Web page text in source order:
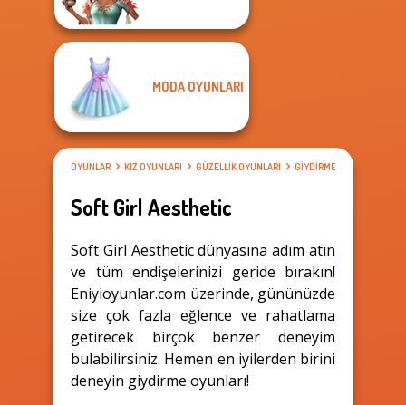
MODA OYUNLARI
OYUNLAR KIZ OYUNLARI GÜZELLIK OYUNLARI GIYDIRME OYUNLARI
Soft Girl Aesthetic
Soft Girl Aesthetic dünyasına adım atın
ve tüm endişelerinizi geride bırakın!
Eniyioyunlar.com üzerinde, gününüzde
size çok fazla eğlence ve rahatlama
getirecek birçok benzer deneyim
bulabilirsiniz. Hemen en iyilerden birini
deneyin giydirme oyunları!